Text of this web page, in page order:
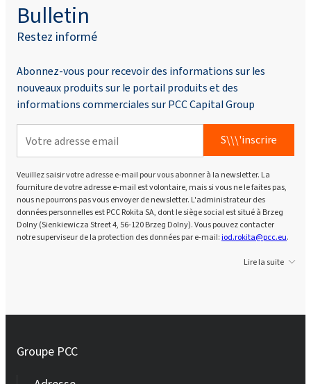
Bulletin
Restez informé
Abonnez-vous pour recevoir des informations sur les
nouveaux produits sur le portail produits et des
informations commerciales sur PCC Capital Group
S\\\'inscrire
Veuillez saisir votre adresse e-mail pour vous abonner à la newsletter. La
fourniture de votre adresse e-mail est volontaire, mais si vous ne le faites pas,
nous ne pourrons pas vous envoyer de newsletter. L'administrateur des
données personnelles est PCC Rokita SA, dont le siège social est situé à Brzeg
Dolny (Sienkiewicza Street 4, 56-120 Brzeg Dolny). Vous pouvez contacter
notre superviseur de la protection des données par e-mail:iod.rokita@pcc.eu.
Lire la suite
Groupe PCC